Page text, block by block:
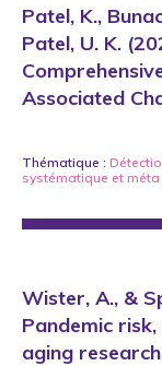
Patel, K.,
Patel, U. K.
Associated
Thématique :
systématique et
Wister, A., &
Pandemic
aging